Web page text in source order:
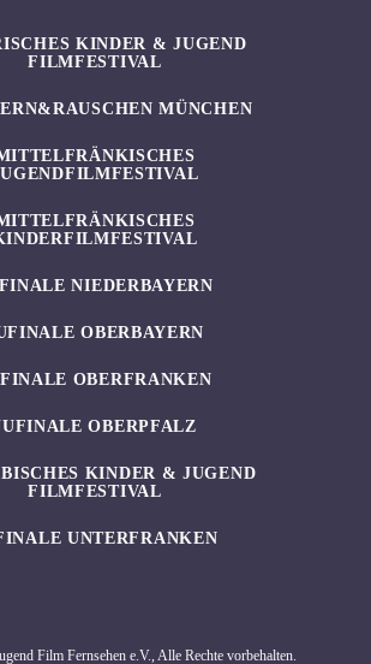
KINDER & JUGEND
FILMFESTIVAL
MÜNCHEN
NIEDERBAYERN
OBERBAYERN
OBERFRANKEN
OBERPFALZ
KINDER & JUGEND
FILMFESTIVAL
UNTERFRANKEN
Film Fernsehen e.V., Alle Rechte vorbehalten.